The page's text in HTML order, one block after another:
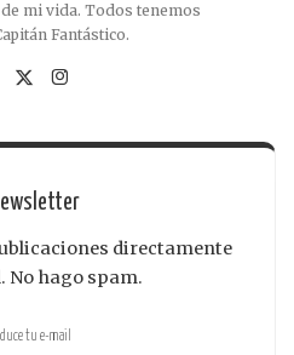
mi vida. Todos tenemos
Fantástico.
directamente
No hago spam.